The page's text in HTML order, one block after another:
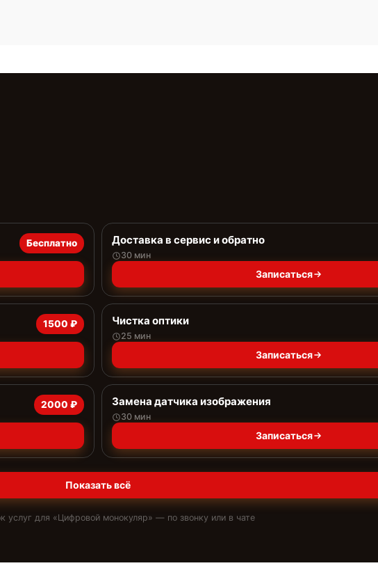
Бесплатно Доставка в сервис и обратно
30 мин
Записаться
1500 ₽ Чистка оптики
25 мин
Записаться
2000 ₽ Замена датчика изображения
30 мин
Записаться
Показать всё
услуг для «Цифровой монокуляр» — по звонку или в чате